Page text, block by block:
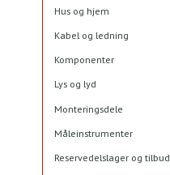
Hus og hjem
Kabel og ledning
Komponenter
Lys og lyd
Monteringsdele
Måleinstrumenter
Reservedelslager og tilbud